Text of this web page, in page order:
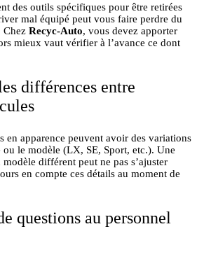
des outils spécifiques pour être retirées
mal équipé peut vous faire perdre du
Chez Recyc-Auto, vous devez apporter
mieux vaut vérifier à l’avance ce dont
différences entre
en apparence peuvent avoir des variations
ou le modèle (LX, SE, Sport, etc.). Une
différent peut ne pas s’ajuster
en compte ces détails au moment de
questions au personnel